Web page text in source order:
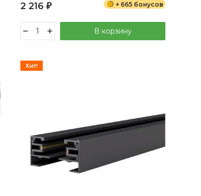
2 216₽ + 665 бонусов
В корзину
Хит!